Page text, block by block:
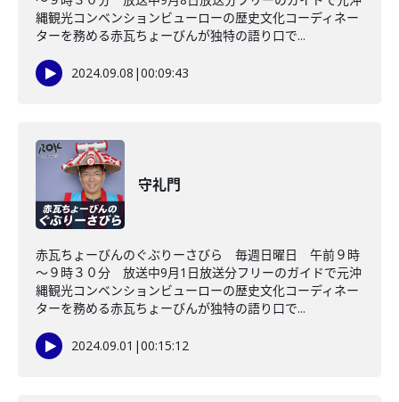
縄観光コンベンションビューローの歴史文化コーディネー
ターを務める赤瓦ちょーびんが独特の語り口で...
2024.09.08 |00:09:43
守礼門
赤瓦ちょーびんのぐぶりーさびら 毎週日曜日 午前９時
～９時３０分 放送中9月1日放送分フリーのガイドで元沖
縄観光コンベンションビューローの歴史文化コーディネー
ターを務める赤瓦ちょーびんが独特の語り口で...
2024.09.01 |00:15:12